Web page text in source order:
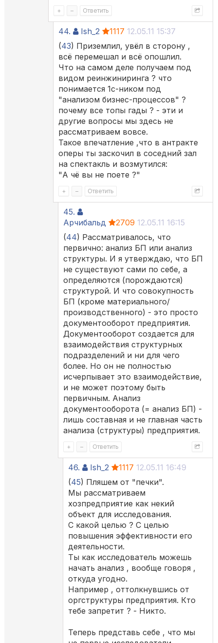
+ – Ответить
44. Ish_2 1117 12.05.11 15:37
(43) Приземлил, увёл в сторону ,
всё перемешал и всё опошлил.
Что на самом деле получаем под
видом реинжиниринга ? что
понимается 1с-ником под
"анализом бизнес-процессов" ?
почему все топы гады ? - эти и
другие вопросы мы здесь не
рассматриваем вовсе.
Такое впечатление ,что в антракте
оперы ты заскочил в соседний зал
на спектакль и возмутился:
"А чё вы не поете ?"
+ – Ответить
45.
Арчибальд
2709 12.05.11 16:15
(44) Рассматривалось, что
первично: анализ БП или анализ
структуры. И я утверждаю, что БП
не существуют сами по себе, а
определяются (порождаются)
структурой. И что совокупность
БП (кроме материального/
производственного) - это просто
документооборот предприятия.
Документооборот создается для
взаимодействия структурных
подразделений и ни для чего
более. Но он не полностью
исчерпывает это взаимодействие,
и не может поэтому быть
первичным. Анализ
документооборота (= анализ БП) -
лишь составная и не главная часть
анализа (структуры) предприятия.
+ – Ответить
46. Ish_2 1117 12.05.11 16:49
(45) Пляшем от "печки".
Мы рассматриваем
хозпредприятие как некий
объект для исследования.
С какой целью ? С целью
повышения эффективности его
деятельности.
Ты как исследователь можешь
начать анализ , вообще говоря ,
откуда угодно.
Например , оттолкнувшись от
оргструктуры предприятия. Кто
тебе запретит ? - Никто.
Теперь представь себе , что мы